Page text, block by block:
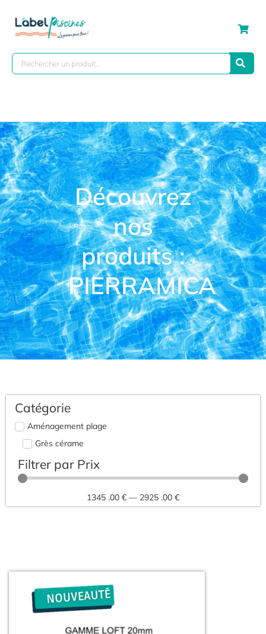
Découvrez
nos
produits :
PIERRAMICA
Catégorie
Aménagement plage
Grès cérame
Filtrer par Prix
1345 .00 € — 2925 .00 €